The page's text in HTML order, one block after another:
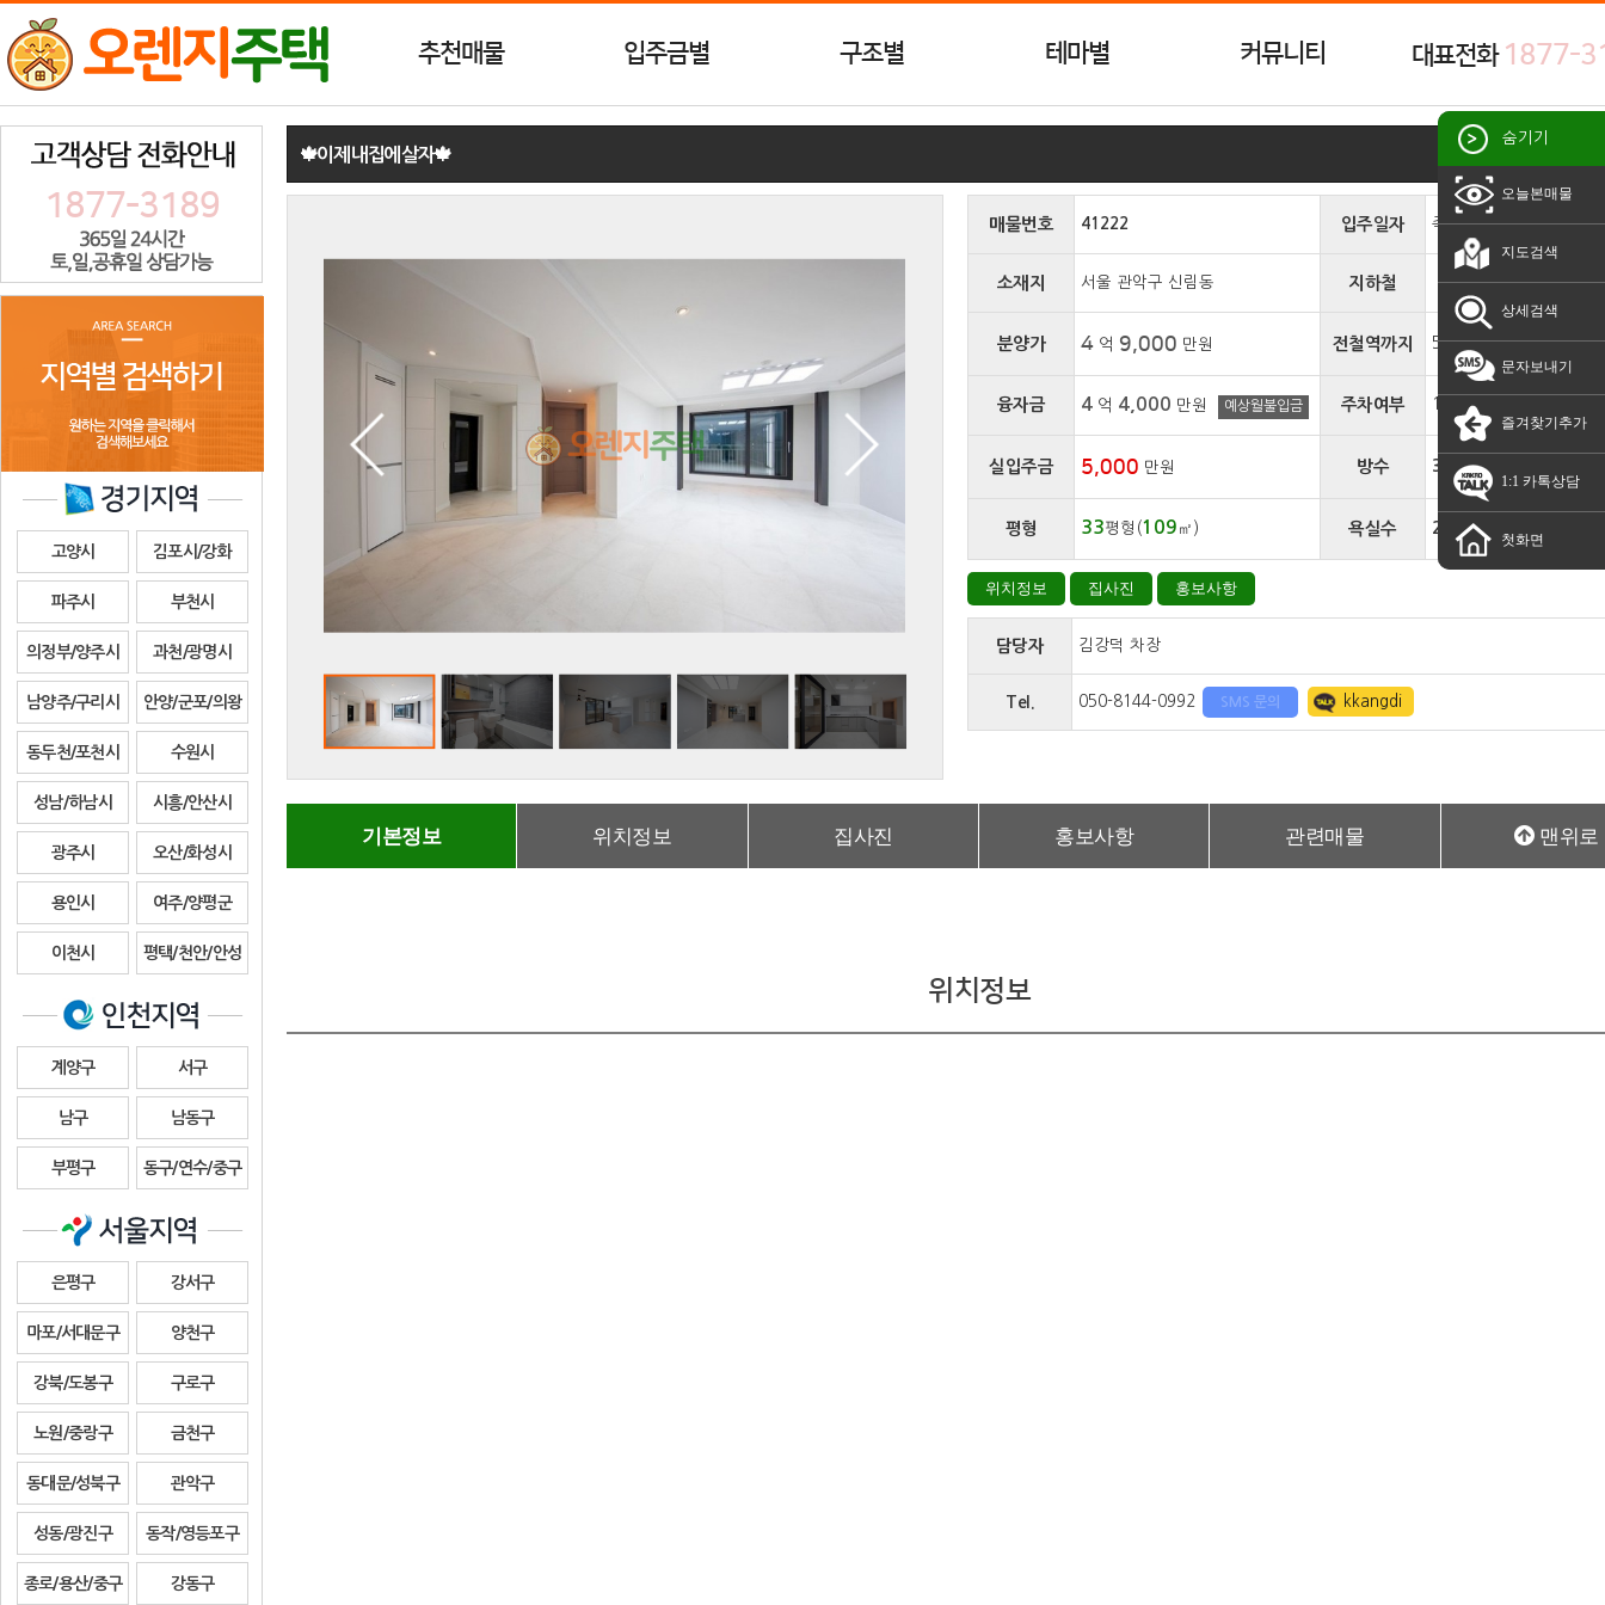
추천매물 입주금별 구조별 테마별 커뮤니티 대표전화 1877-
1877-3189
고양시 김포시/강화
파주시 부천시
의정부/양주시 과천/광명시
남양주/구리시 안양/군포/의왕
동두천/포천시 수원시
성남/하남시 시흥/안산시
광주시 오산/화성시
용인시 여주/양평군
이천시 평택/천안/안성
계양구 서구
남구 남동구
부평구 동구/연수/중구
은평구 강서구
마포/서대문구 양천구
강북/도봉구 구로구
노원/중랑구 금천구
동대문/성북구 관악구
성동/광진구 동작/영등포구
종로/용산/중구 강동구
숨기기
오늘본매물
지도검색
상세검색
문자보내기
즐겨찾기추가
1:1 카톡상담
첫화면
🍁이제 내집에 살자🍁
매물번호 41222 입주일자 즉시입주
소재지 서울 관악구 신림동 지하철
분양가 4 억 9,000 만원 전철역까지 5분
융자금 4 억 4,000 만원 예상월불입금 주차여부 100%
실입주금 5,000 만원 방수 3 개
평형 33평형(109 ㎡) 욕실수 2 개
위치정보 집사진 홍보사항
담당자 김강덕 차장
Tel. 050-8144-0992 SMS 문의 kkangdi
기본정보 위치정보 집사진 홍보사항 관련매물 맨위로
위치정보